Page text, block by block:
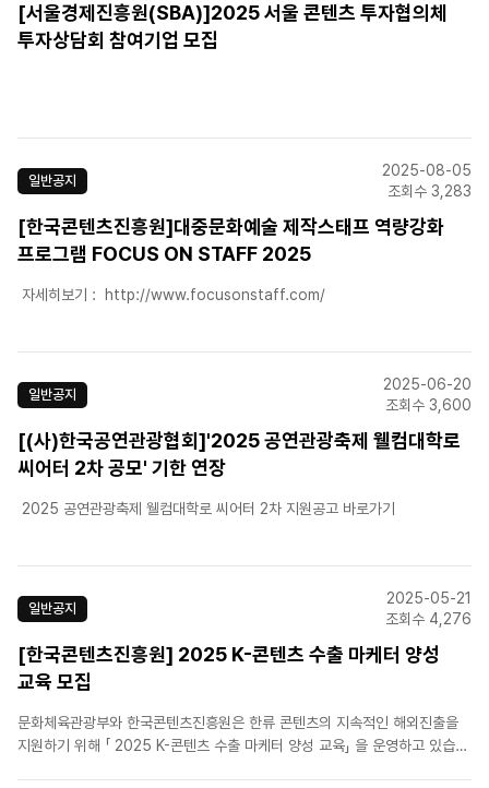
[서울경제진흥원(SBA)]2025 서울 콘텐츠 투자협의체
투자상담회 참여기업 모집
일반공지
2025-08-05
조회수 3,283
[한국콘텐츠진흥원]대중문화예술 제작스태프 역량강화
프로그램 FOCUS ON STAFF 2025
자세히보기 : http://www.focusonstaff.com/
일반공지
2025-06-20
조회수 3,600
[(사)한국공연관광협회]'2025 공연관광축제 웰컴대학로
씨어터 2차 공모' 기한 연장
2025 공연관광축제 웰컴대학로 씨어터 2차 지원공고 바로가기
일반공지
2025-05-21
조회수 4,276
[한국콘텐츠진흥원] 2025 K-콘텐츠 수출 마케터 양성
교육 모집
문화체육관광부와 한국콘텐츠진흥원은 한류 콘텐츠의 지속적인 해외진출을
지원하기 위해 「 2025 K-콘텐츠 수출 마케터 양성 교육」 을 운영하고 있습니